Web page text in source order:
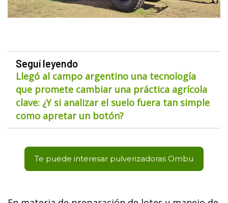
Seguí leyendo
Llegó al campo argentino una tecnología
que promete cambiar una práctica agrícola
clave: ¿Y si analizar el suelo fuera tan simple
como apretar un botón?
Te puede interesar pulverizadoras Ombu